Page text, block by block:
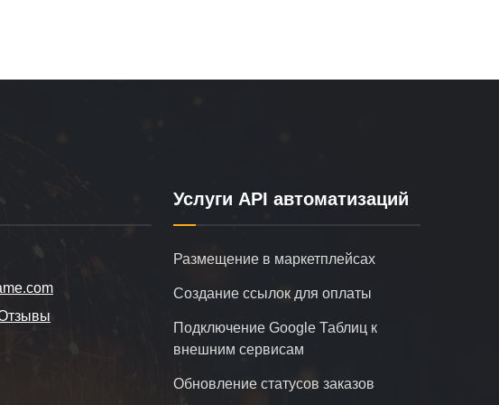
Услуги API автоматизаций
Размещение в маркетплейсах
Создание ссылок для оплаты
Подключение Google Таблиц к
внешним сервисам
Обновление статусов заказов